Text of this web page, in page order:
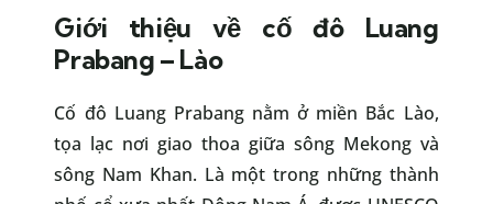
Giới thiệu về cố đô Luang
Prabang – Lào
Cố đô Luang Prabang nằm ở miền Bắc Lào,
tọa lạc nơi giao thoa giữa sông Mekong và
sông Nam Khan. Là một trong những thành